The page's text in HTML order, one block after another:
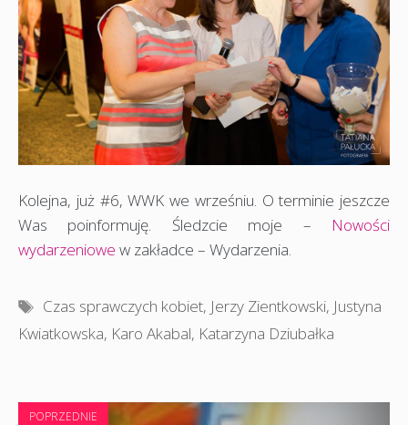
Kolejna, już #6, WWK we wrześniu. O terminie jeszcze
Was poinformuję. Śledzcie moje – Nowości
wydarzeniowe w zakładce – Wydarzenia.
Tagi
Czas sprawczych kobiet, Jerzy Zientkowski, Justyna
Kwiatkowska, Karo Akabal, Katarzyna Dziubałka
POPRZEDNIE